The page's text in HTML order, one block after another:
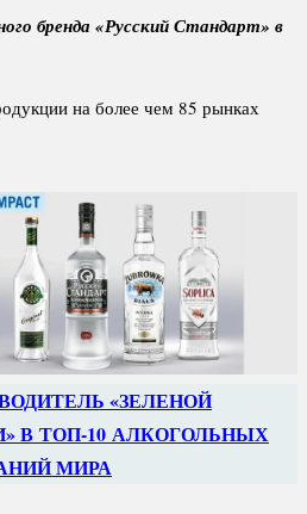
бренда «Русский Стандарт» в
на более чем 85 рынках
«ЗЕЛЕНОЙ
В ТОП-10 АЛКОГОЛЬНЫХ
МИРА